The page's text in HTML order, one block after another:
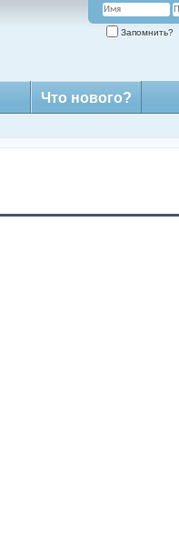
Запомнить?
Что нового?